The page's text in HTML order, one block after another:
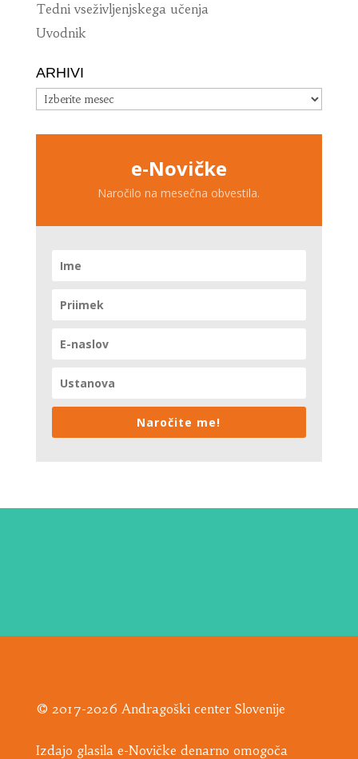
Tedni vseživljenjskega učenja
Uvodnik
ARHIVI
Arhivi
e-Novičke
Naročilo na mesečna obvestila.
Naročite me!
© 2017-2026 Andragoški center Slovenije
Izdajo glasila e-Novičke denarno omogoča